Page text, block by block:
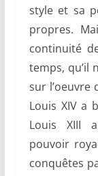
style et sa
propres.
continuité
temps, qu’il
sur l’oeuvre
Louis XIV a
Louis XIII
pouvoir
conquêtes